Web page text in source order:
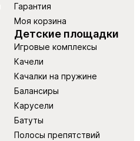
Гарантия
Моя корзина
Детские площадки
Игровые комплексы
Качели
Качалки на пружине
Балансиры
Карусели
Батуты
Полосы препятствий